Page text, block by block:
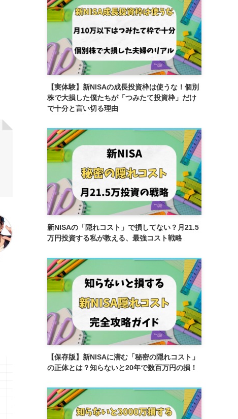
【実体験】新NISAの成長投資枠は使うな！個別
株で大損した僕たちが「つみたて投資枠」だけ
で十分と言い切る理由
新NISAの「隠れコスト」で損してない？月21.5
万円投資する私が教える、最強コスト戦略
【保存版】新NISAに潜む「秘密の隠れコスト」
の正体とは？知らないと20年で数百万円の損！